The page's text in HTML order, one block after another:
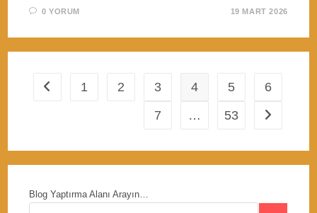
0 YORUM 19 MART 2026
Go to the previous page
1 2 3 4 5
6
7
… 53 Go to the
Blog Yaptırma Alanı Arayın…